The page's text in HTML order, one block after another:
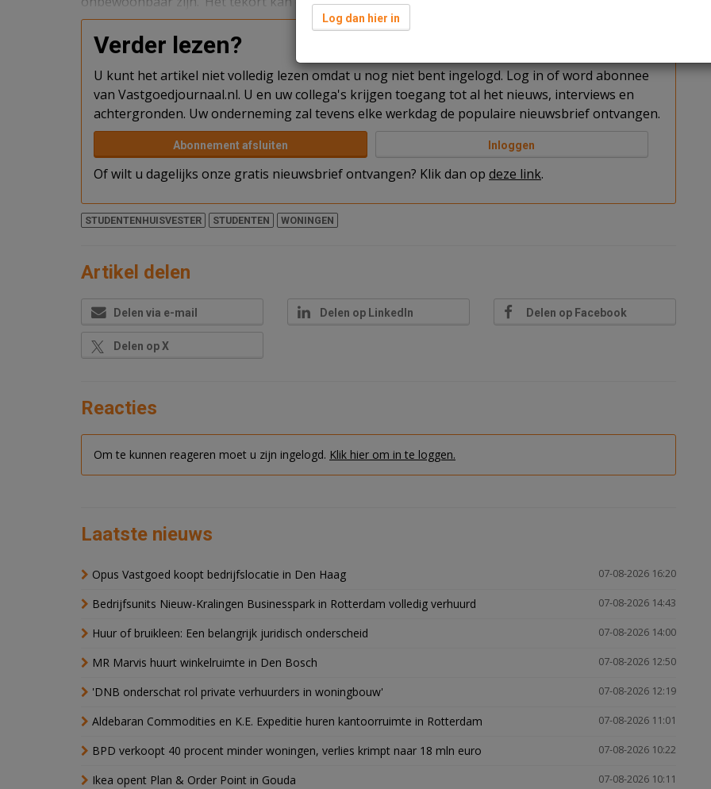
Verder lezen?
U kunt het artikel niet volledig lezen omdat u nog niet bent ingelogd. Log in of word abonnee
van Vastgoedjournaal.nl. U en uw collega's krijgen toegang tot al het nieuws, interviews en
achtergronden. Uw onderneming zal tevens elke werkdag de populaire nieuwsbrief ontvangen.
Abonnement afsluiten Inloggen
Of wilt u dagelijks onze gratis nieuwsbrief ontvangen? Klik dan op deze link.
STUDENTENHUISVESTER STUDENTEN WONINGEN
Artikel delen
Delen via e-mail Delen op LinkedIn Delen op Facebook
Delen op X
Reacties
Om te kunnen reageren moet u zijn ingelogd. Klik hier om in te loggen.
Laatste nieuws
07-08-2026 16:20
Opus Vastgoed koopt bedrijfslocatie in Den Haag
07-08-2026 14:43
Bedrijfsunits Nieuw-Kralingen Businesspark in Rotterdam volledig verhuurd
07-08-2026 14:00
Huur of bruikleen: Een belangrijk juridisch onderscheid
07-08-2026 12:50
MR Marvis huurt winkelruimte in Den Bosch
07-08-2026 12:19
'DNB onderschat rol private verhuurders in woningbouw'
07-08-2026 11:01
Aldebaran Commodities en K.E. Expeditie huren kantoorruimte in Rotterdam
07-08-2026 10:22
BPD verkoopt 40 procent minder woningen, verlies krimpt naar 18 mln euro
07-08-2026 10:11
Ikea opent Plan & Order Point in Gouda
Log dan hier in